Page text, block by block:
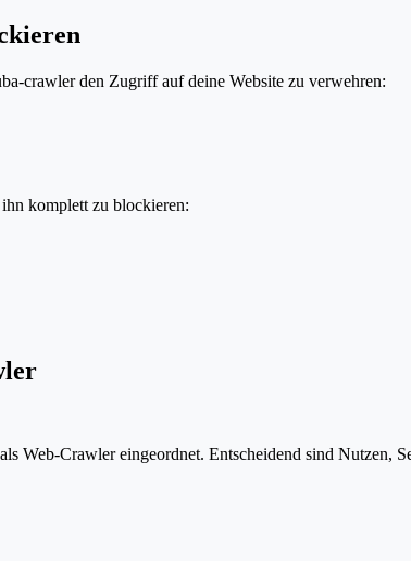
crawler den Zugriff auf deine Website zu verwehren:
komplett zu blockieren:
Web-Crawler eingeordnet. Entscheidend sind Nutzen,